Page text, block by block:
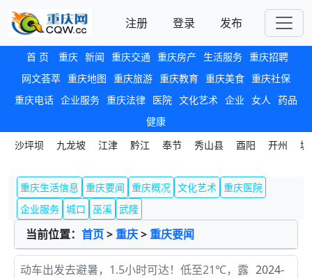
注册 登录 发布
首 页 重庆 新闻 重庆交通 重庆房产 生活服务 重庆招聘
网文荟萃 重庆地图 重庆旅游 重庆教育 重庆美食 重庆社保
重庆电话 企业服务 重庆法律 医院 文化艺术 企业 女人 药品
健康
沙坪坝
九龙坡 江津 黔江 奉节 秀山县 酉阳 开州
重庆生活信息 重庆要闻 重庆概况 文化艺术 重庆医院
企业服务 城口 巫溪 武隆
当前位置： 首页>重庆>重庆要闻
动车出发去避暑，1.5小时可达！低至21℃，露 2024-